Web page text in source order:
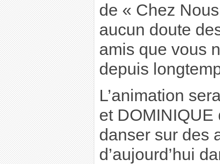
de « Chez
aucun doute
amis que vous
depuis
L’animation
et DOMINIQUE
danser sur des
d’aujourd’hui